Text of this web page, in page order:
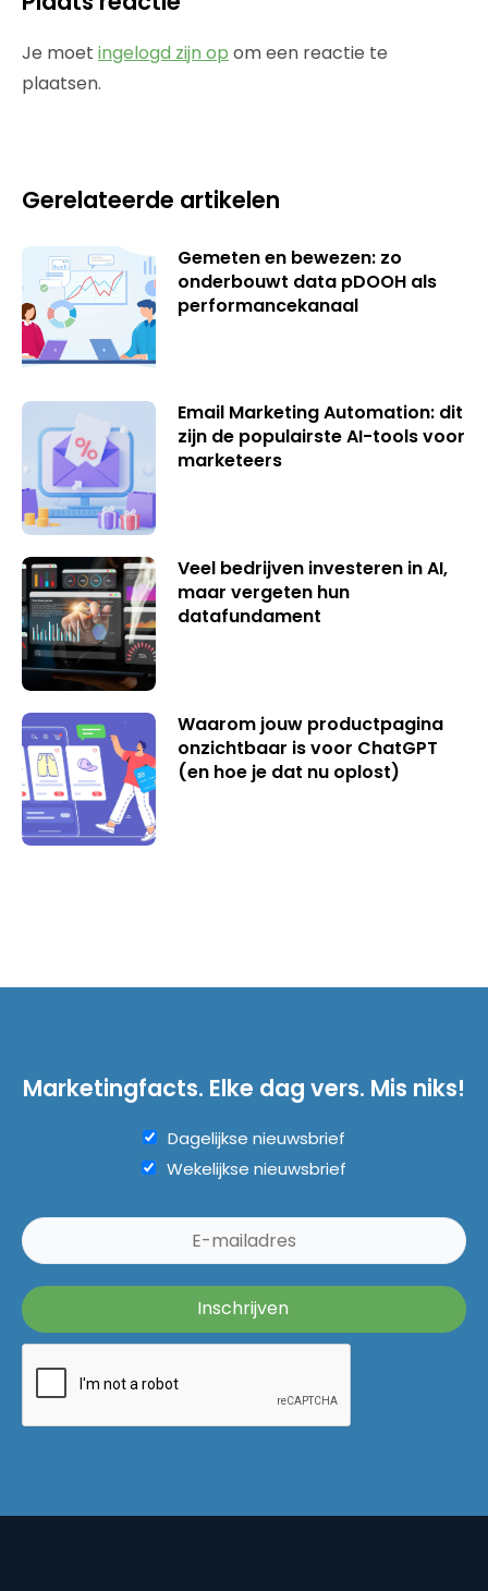
Je moet ingelogd zijn op om een reactie te
plaatsen.
Gerelateerde artikelen
Gemeten en bewezen: zo
onderbouwt data pDOOH als
performancekanaal
Email Marketing Automation: dit
zijn de populairste AI-tools voor
marketeers
Veel bedrijven investeren in AI,
maar vergeten hun
datafundament
Waarom jouw productpagina
onzichtbaar is voor ChatGPT
(en hoe je dat nu oplost)
Marketingfacts. Elke dag vers. Mis niks!
Dagelijkse nieuwsbrief
Wekelijkse nieuwsbrief